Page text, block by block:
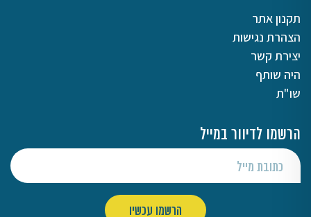
תקנון אתר
הצהרת נגישות
יצירת קשר
היה שותף
שו"ת
הרשמו לדיוור במייל